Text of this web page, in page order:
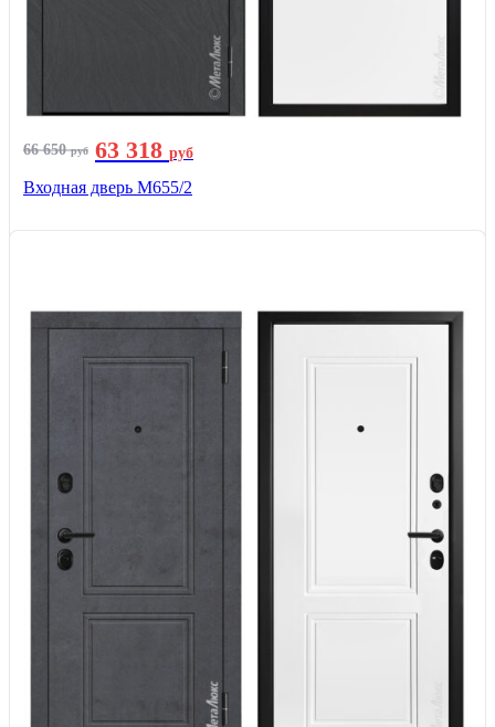
66 650руб 63 318 руб
Входная дверь М655/2